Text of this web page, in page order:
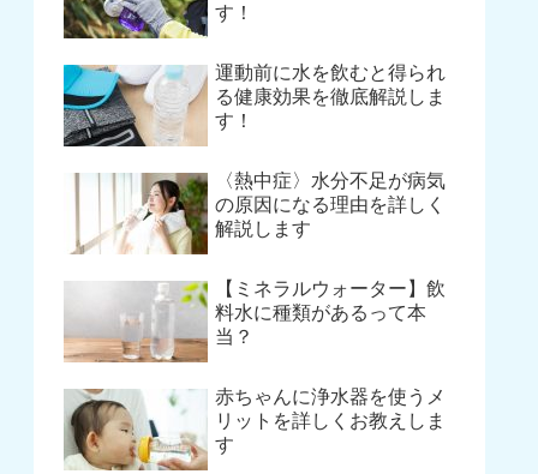
す！
運動前に水を飲むと得られ
る健康効果を徹底解説しま
す！
〈熱中症〉水分不足が病気
の原因になる理由を詳しく
解説します
【ミネラルウォーター】飲
料水に種類があるって本
当？
赤ちゃんに浄水器を使うメ
リットを詳しくお教えしま
す